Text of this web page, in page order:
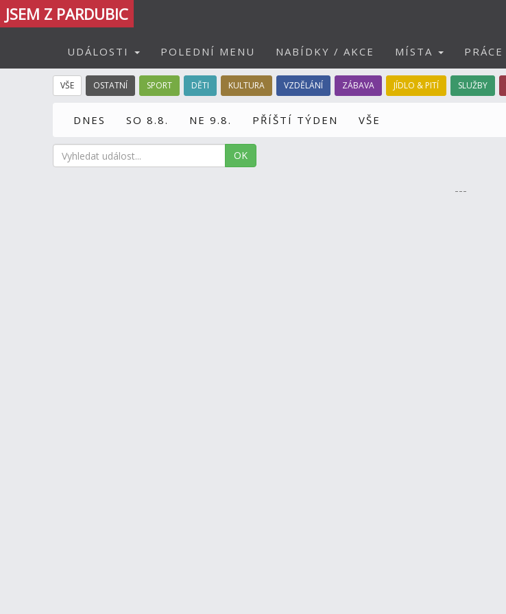
JSEM Z PARDUBIC
UDÁLOSTI POLEDNÍ MENU NABÍDKY / AKCE MÍSTA PRÁCE
VŠE OSTATNÍ SPORT DĚTI KULTURA VZDĚLÁNÍ ZÁBAVA JÍDLO & PITÍ SLUŽBY
DNES SO 8.8. NE 9.8. PŘÍŠTÍ TÝDEN VŠE
OK
---